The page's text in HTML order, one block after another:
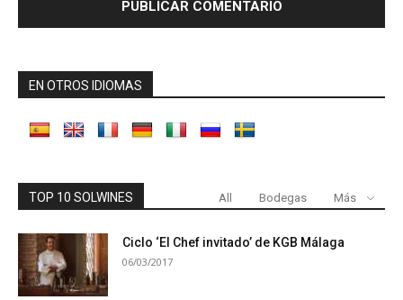
EN OTROS IDIOMAS
TOP 10 SOLWINES All Bodegas Más
Ciclo ‘El Chef invitado’ de KGB Málaga
06/03/2017